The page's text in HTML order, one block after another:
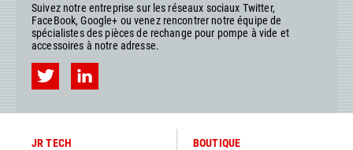
Suivez notre entreprise sur les réseaux sociaux Twitter,
FaceBook, Google+ ou venez rencontrer notre équipe de
spécialistes des pièces de rechange pour pompe à vide et
accessoires à notre adresse.
JR TECH BOUTIQUE